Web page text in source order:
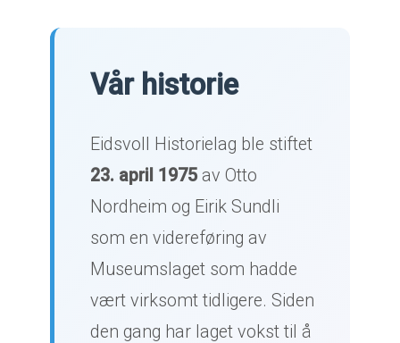
Vår historie
Eidsvoll Historielag ble stiftet
23. april 1975av Otto
Nordheim og Eirik Sundli
som en videreføring av
Museumslaget som hadde
vært virksomt tidligere. Siden
den gang har laget vokst til å